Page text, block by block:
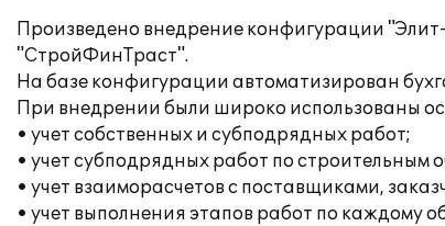
Произведено внедрение конфигурации
"СтройФинТраст".
На базе конфигурации автоматизирован
При внедрении были широко использованы
• учет собственных и субподрядных работ;
• учет субподрядных работ по строительным
• учет взаиморасчетов с поставщиками,
• учет выполнения этапов работ по каждому